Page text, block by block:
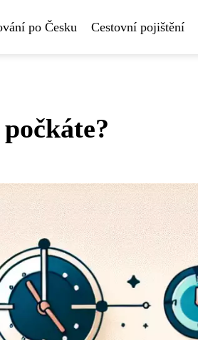
po Česku Cestovní pojištění